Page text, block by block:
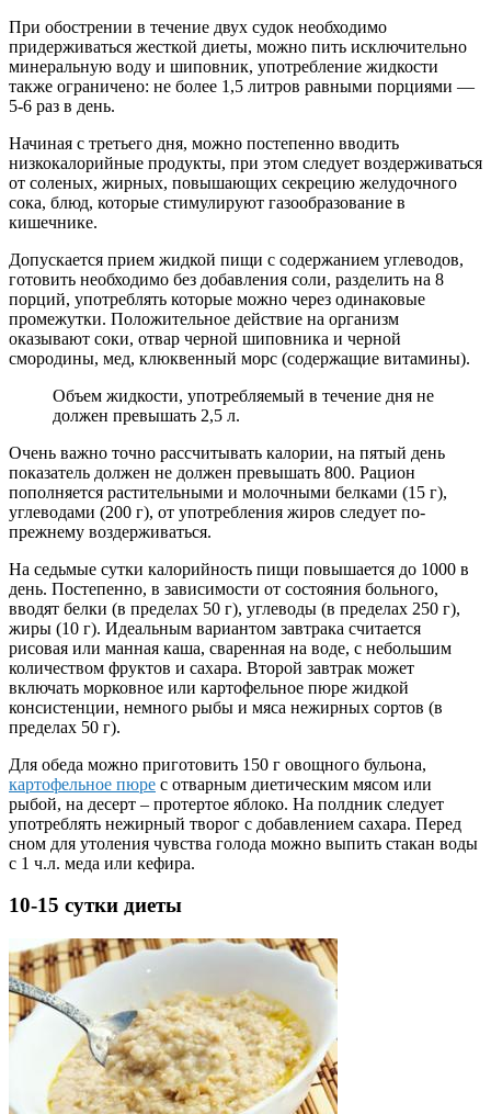
При обострении в течение двух судок необходимо
придерживаться жесткой диеты, можно пить исключительно
минеральную воду и шиповник, употребление жидкости
также ограничено: не более 1,5 литров равными порциями —
5-6 раз в день.
Начиная с третьего дня, можно постепенно вводить
низкокалорийные продукты, при этом следует воздерживаться
от соленых, жирных, повышающих секрецию желудочного
сока, блюд, которые стимулируют газообразование в
кишечнике.
Допускается прием жидкой пищи с содержанием углеводов,
готовить необходимо без добавления соли, разделить на 8
порций, употреблять которые можно через одинаковые
промежутки. Положительное действие на организм
оказывают соки, отвар черной шиповника и черной
смородины, мед, клюквенный морс (содержащие витамины).
Объем жидкости, употребляемый в течение дня не
должен превышать 2,5 л.
Очень важно точно рассчитывать калории, на пятый день
показатель должен не должен превышать 800. Рацион
пополняется растительными и молочными белками (15 г),
углеводами (200 г), от употребления жиров следует по-
прежнему воздерживаться.
На седьмые сутки калорийность пищи повышается до 1000 в
день. Постепенно, в зависимости от состояния больного,
вводят белки (в пределах 50 г), углеводы (в пределах 250 г),
жиры (10 г). Идеальным вариантом завтрака считается
рисовая или манная каша, сваренная на воде, с небольшим
количеством фруктов и сахара. Второй завтрак может
включать морковное или картофельное пюре жидкой
консистенции, немного рыбы и мяса нежирных сортов (в
пределах 50 г).
Для обеда можно приготовить 150 г овощного бульона,
картофельное пюре с отварным диетическим мясом или
рыбой, на десерт – протертое яблоко. На полдник следует
употреблять нежирный творог с добавлением сахара. Перед
сном для утоления чувства голода можно выпить стакан воды
с 1 ч.л. меда или кефира.
10-15 сутки диеты